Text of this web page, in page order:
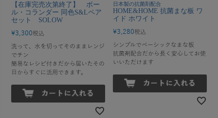
【在庫完売次第終了】 ボー
ル・コランダー 同色S&Lペア
セット SOLOW
¥3,300税込
洗って、水を切ってそのままレンジ
でチン
簡易なレシピ付きだから届いたその
日からすぐに活用できます。
日本製の抗菌剤配合
HOME&HOME 抗菌まな板 ワ
イド ホワイト
¥3,280税込
シンプルでベーシックなまな板
抗菌剤配合だから長く安心してお使
いいただけます